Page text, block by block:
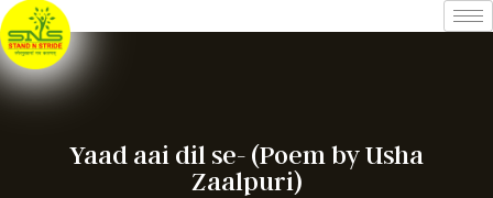
Yaad aai dil se- (Poem by Usha
Zaalpuri)